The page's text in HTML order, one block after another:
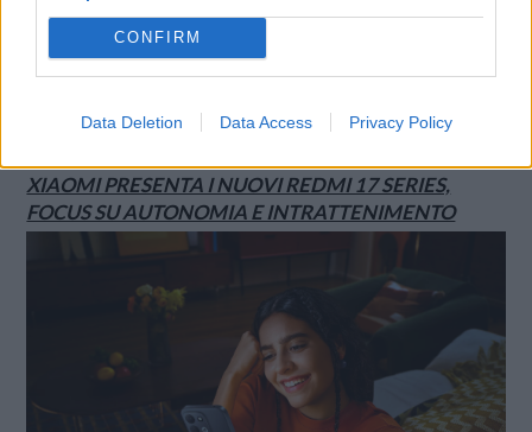
CONFIRM
Data Deletion Data Access Privacy Policy
SMARTPHONE E NON SOLO: TECNOGAZZETTA
XIAOMI PRESENTA I NUOVI REDMI 17 SERIES,
FOCUS SU AUTONOMIA E INTRATTENIMENTO